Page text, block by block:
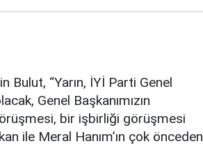
Bulut, “Yarın, İYİ Parti Genel
Genel Başkanımızın
bir işbirliği görüşmesi
ile Meral Hanım’ın çok önceden